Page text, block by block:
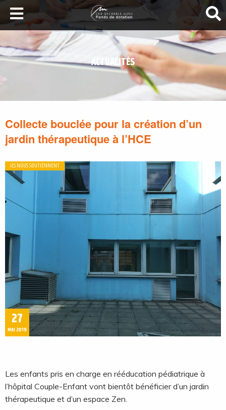
LA SANTÉ AU SOMMET
DEVENEZ MÉCÈNES
NOS PROJETS
ILS NOUS SOUTIENNENT
FAIRE UN DON
ACTUALITÉS
Collecte bouclée pour la création d’un
jardin thérapeutique à l’HCE
ILS NOUS SOUTIENNENT
27
MAI 2019
Les enfants pris en charge en rééducation pédiatrique à
l’hôpital Couple-Enfant vont bientôt bénéficier d’un jardin
thérapeutique et d’un espace Zen.